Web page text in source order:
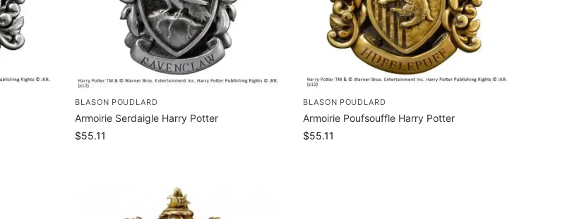
BLASON POUDLARD
Armoirie Serdaigle Harry Potter
$55.11
BLASON POUDLARD
Armoirie Poufsouffle Harry Potter
$55.11